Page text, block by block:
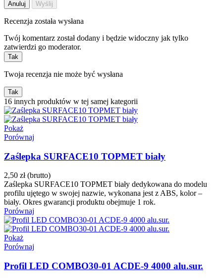
Anuluj Wyślij
Recenzja została wysłana
Twój komentarz został dodany i będzie widoczny jak tylko
zatwierdzi go moderator.
Tak
Twoja recenzja nie może być wysłana
Tak
16 innych produktów w tej samej kategorii
Pokaż
Porównaj
Zaślepka SURFACE10 TOPMET biały
2,50 zł (brutto)
Zaślepka SURFACE10 TOPMET biały dedykowana do modelu
profilu ujętego w swojej nazwie, wykonana jest z ABS, kolor –
biały. Okres gwarancji produktu obejmuje 1 rok.
Porównaj
Pokaż
Porównaj
Profil LED COMBO30-01 ACDE-9 4000 alu.sur.